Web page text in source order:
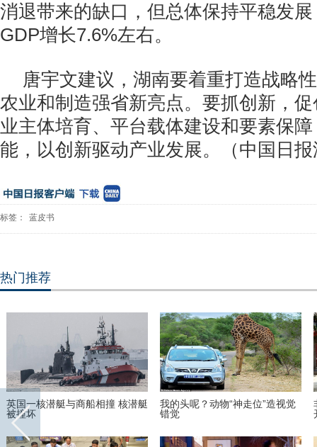
消退带来的缺口，但总体保持平稳发
GDP增长7.6%左右。
唐宇文建议，湖南要着重打造战略
农业和制造强省新亮点。要抓创新，
业主体培育、平台载体建设和要素保
能，以创新驱动产业发展。（中国日
标签： 蓝皮书
热门推荐
英国一核潜艇与商船相撞 核潜艇
被撞坏
我的头呢？动物“神走位”造视觉
错觉